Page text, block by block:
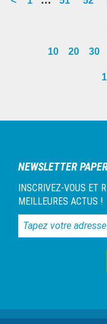
10 20 30
latérale
NEWSLETTER
INSCRIVEZ-VOUS ET
MEILLEURES ACTUS !
Tapez
votre